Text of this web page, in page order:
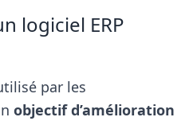
logiciel ERP
par les
objectif d’amélioration